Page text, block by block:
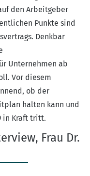
den Arbeitgeber
Punkte sind
Denkbar
Unternehmen ab
Vor diesem
ob der
halten kann und
in Kraft tritt.
Frau Dr.